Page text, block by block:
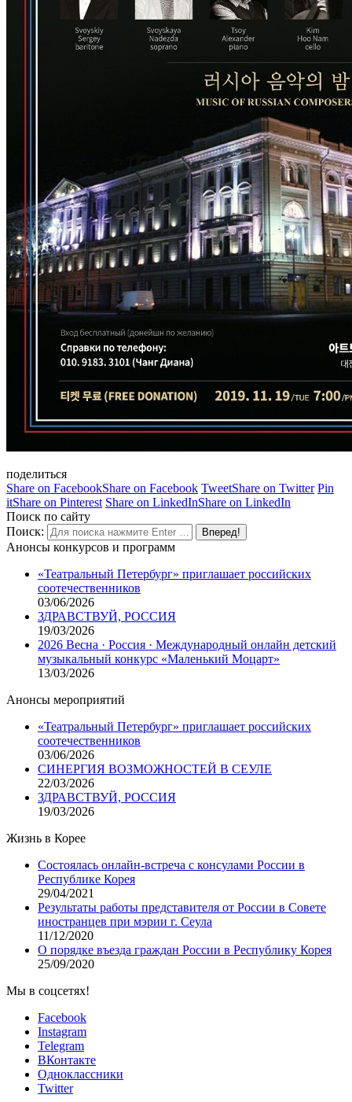
поделиться
Share on FacebookShare on Facebook TweetShare on Twitter Pin
itShare on Pinterest Share on LinkedInShare on LinkedIn
Поиск по сайту
Поиск:
Анонсы конкурсов и программ
«Театральный Петербург» приглашает российских
соотечественников
03/06/2026
ЗДРАВСТВУЙ, РОССИЯ
19/03/2026
2026 Весна · Россия · Международный онлайн детский
музыкальный конкурс «Маленький Моцарт»
13/03/2026
Анонсы мероприятий
«Театральный Петербург» приглашает российских
соотечественников
03/06/2026
СИНЕРГИЯ ВОЗМОЖНОСТЕЙ В СЕУЛЕ
22/03/2026
ЗДРАВСТВУЙ, РОССИЯ
19/03/2026
Жизнь в Корее
Состоялась онлайн-встреча с консулами России в
Республике Корея
29/04/2021
Результаты работы представителя от России в Совете
иностранцев при мэрии г. Сеула
11/12/2020
О порядке въезда граждан России в Республику Корея
25/09/2020
Мы в соцсетях!
Facebook
Instagram
Telegram
ВКонтакте
Одноклассники
Twitter